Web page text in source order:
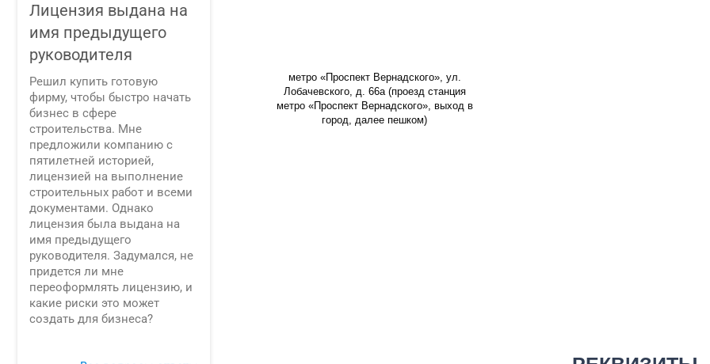
Лицензия выдана на
имя предыдущего
руководителя
Решил купить готовую
фирму, чтобы быстро начать
бизнес в сфере
строительства. Мне
предложили компанию с
пятилетней историей,
лицензией на выполнение
строительных работ и всеми
документами. Однако
лицензия была выдана на
имя предыдущего
руководителя. Задумался, не
придется ли мне
переоформлять лицензию, и
какие риски это может
создать для бизнеса?
метро «Проспект Вернадского», ул.
Лобачевского, д. 66а (проезд станция
метро «Проспект Вернадского», выход в
город, далее пешком)